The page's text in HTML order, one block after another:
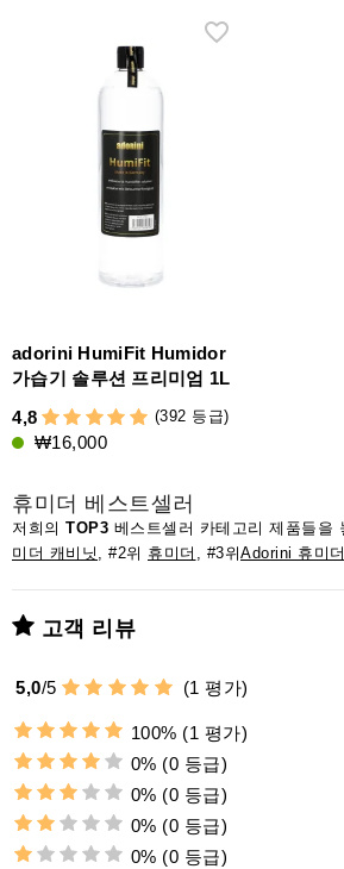
adorini HumiFit Humidor
가습기 솔루션 프리미엄 1L
4,8
(392 등급)
₩16,000
휴미더 베스트셀러
저희의 TOP3
미더 캐비닛 , #2위 휴미더 , #3위Adorini 휴미더
고객 리뷰
5,0/5 (1 평가)
100% (1 평가)
0% (0 등급)
0% (0 등급)
0% (0 등급)
0% (0 등급)